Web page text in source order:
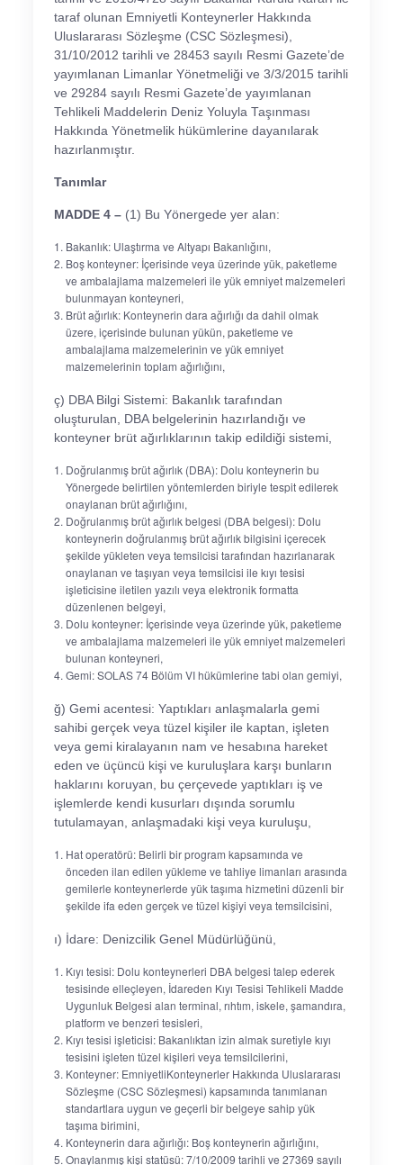
taraf olunan Emniyetli Konteynerler Hakkında
Uluslararası Sözleşme (CSC Sözleşmesi),
31/10/2012 tarihli ve 28453 sayılı Resmi Gazete’de
yayımlanan Limanlar Yönetmeliği ve 3/3/2015 tarihli
ve 29284 sayılı Resmi Gazete’de yayımlanan
Tehlikeli Maddelerin Deniz Yoluyla Taşınması
Hakkında Yönetmelik hükümlerine dayanılarak
hazırlanmıştır.
Tanımlar
MADDE 4 –(1) Bu Yönergede yer alan:
Bakanlık: Ulaştırma ve Altyapı Bakanlığını,
Boş konteyner: İçerisinde veya üzerinde yük, paketleme
ve ambalajlama malzemeleri ile yük emniyet malzemeleri
bulunmayan konteyneri,
Brüt ağırlık: Konteynerin dara ağırlığı da dahil olmak
üzere, içerisinde bulunan yükün, paketleme ve
ambalajlama malzemelerinin ve yük emniyet
malzemelerinin toplam ağırlığını,
ç) DBA Bilgi Sistemi: Bakanlık tarafından
oluşturulan, DBA belgelerinin hazırlandığı ve
konteyner brüt ağırlıklarının takip edildiği sistemi,
Doğrulanmış brüt ağırlık (DBA): Dolu konteynerin bu
Yönergede belirtilen yöntemlerden biriyle tespit edilerek
onaylanan brüt ağırlığını,
Doğrulanmış brüt ağırlık belgesi (DBA belgesi): Dolu
konteynerin doğrulanmış brüt ağırlık bilgisini içerecek
şekilde yükleten veya temsilcisi tarafından hazırlanarak
onaylanan ve taşıyan veya temsilcisi ile kıyı tesisi
işleticisine iletilen yazılı veya elektronik formatta
düzenlenen belgeyi,
Dolu konteyner: İçerisinde veya üzerinde yük, paketleme
ve ambalajlama malzemeleri ile yük emniyet malzemeleri
bulunan konteyneri,
Gemi: SOLAS 74 Bölüm VI hükümlerine tabi olan gemiyi,
ğ) Gemi acentesi: Yaptıkları anlaşmalarla gemi
sahibi gerçek veya tüzel kişiler ile kaptan, işleten
veya gemi kiralayanın nam ve hesabına hareket
eden ve üçüncü kişi ve kuruluşlara karşı bunların
haklarını koruyan, bu çerçevede yaptıkları iş ve
işlemlerde kendi kusurları dışında sorumlu
tutulamayan, anlaşmadaki kişi veya kuruluşu,
Hat operatörü: Belirli bir program kapsamında ve
önceden ilan edilen yükleme ve tahliye limanları arasında
gemilerle konteynerlerde yük taşıma hizmetini düzenli bir
şekilde ifa eden gerçek ve tüzel kişiyi veya temsilcisini,
ı) İdare: Denizcilik Genel Müdürlüğünü,
Kıyı tesisi: Dolu konteynerleri DBA belgesi talep ederek
tesisinde elleçleyen, İdareden Kıyı Tesisi Tehlikeli Madde
Uygunluk Belgesi alan terminal, rıhtım, iskele, şamandıra,
platform ve benzeri tesisleri,
Kıyı tesisi işleticisi: Bakanlıktan izin almak suretiyle kıyı
tesisini işleten tüzel kişileri veya temsilcilerini,
Konteyner: EmniyetliKonteynerler Hakkında Uluslararası
Sözleşme (CSC Sözleşmesi) kapsamında tanımlanan
standartlara uygun ve geçerli bir belgeye sahip yük
taşıma birimini,
Konteynerin dara ağırlığı: Boş konteynerin ağırlığını,
Onaylanmış kişi statüsü: 7/10/2009 tarihli ve 27369 sayılı